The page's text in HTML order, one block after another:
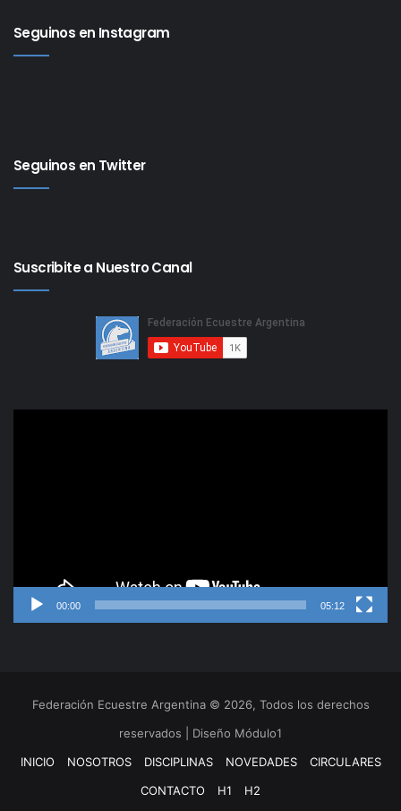
Seguinos en Instagram
Seguinos en Twitter
Suscribite a Nuestro Canal
00:00 05:12
Federación Ecuestre Argentina © 2026, Todos los derechos
reservados | Diseño Módulo1
INICIO
NOSOTROS DISCIPLINAS NOVEDADES
CIRCULARES
CONTACTO
H1 H2